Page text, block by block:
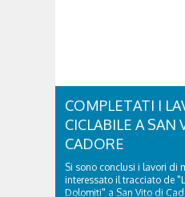
COMPLETATI I
CICLABILE A SAN
CADORE
Si sono conclusi i lavori di
interessato il tracciato de
Dolomiti" a San Vito di